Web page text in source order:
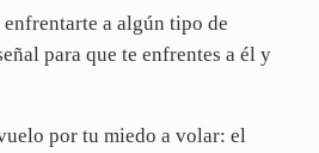
a algún tipo de
para que te enfrentes a él y
por tu miedo a volar: el